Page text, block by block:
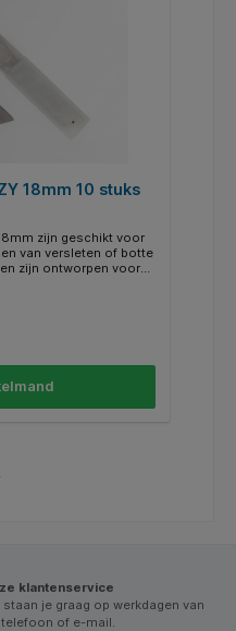
18mm 10 stuks
zijn geschikt voor
van versleten of botte
zijn ontworpen voor
toepassingen. Met een
De verpakking
18mm. * Aantal:
klantenservice
je graag op werkdagen van
of e-mail.